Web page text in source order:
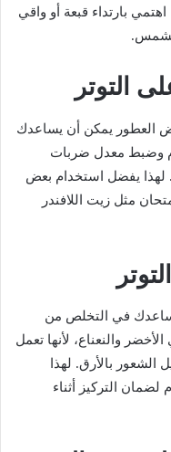
بارتداء قبعة أو واقي
التوتر
العطور يمكن أن يساعدك
وضبط معدل ضربات
لهذا يفضل استخدام بعض
مثل زيت اللافندر
تساعدك في التخلص من
والنعناع، لأنها تعمل
الشعور بالأرق. لهذا
التركيز أثناء